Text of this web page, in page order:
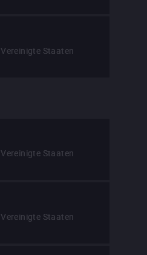
Vereinigte Staaten
Vereinigte Staaten
Vereinigte Staaten